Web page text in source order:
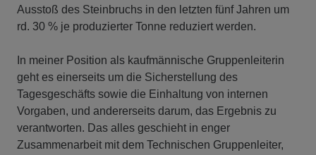
Ausstoß des Steinbruchs in den letzten fünf Jahren um
rd. 30 % je produzierter Tonne reduziert werden.
In meiner Position als kaufmännische Gruppenleiterin
geht es einerseits um die Sicherstellung des
Tagesgeschäfts sowie die Einhaltung von internen
Vorgaben, und andererseits darum, das Ergebnis zu
verantworten. Das alles geschieht in enger
Zusammenarbeit mit dem Technischen Gruppenleiter,